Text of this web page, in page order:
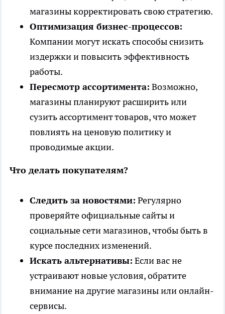
магазины корректировать свою стратегию.
Оптимизация бизнес-процессов:
Компании могут искать способы снизить
издержки и повысить эффективность
работы.
Пересмотр ассортимента: Возможно,
магазины планируют расширить или
сузить ассортимент товаров, что может
повлиять на ценовую политику и
проводимые акции.
Что делать покупателям?
Следить за новостями: Регулярно
проверяйте официальные сайты и
социальные сети магазинов, чтобы быть в
курсе последних изменений.
Искать альтернативы: Если вас не
устраивают новые условия, обратите
внимание на другие магазины или онлайн-
сервисы.